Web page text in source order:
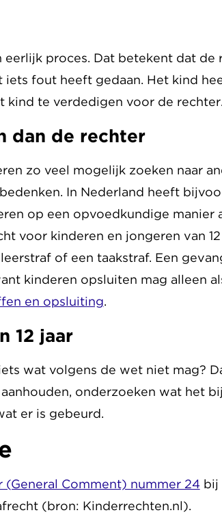
proces. Dat betekent dat
fout heeft gedaan. Het kind
kind te verdedigen voor de rechter.
dan de rechter
zo veel mogelijk zoeken naar
In Nederland heeft
op een opvoedkundige manier
voor kinderen en jongeren van
of een taakstraf. Een
kinderen opsluiten mag alleen
en opsluiting.
12 jaar
wat volgens de wet niet mag?
onderzoeken wat het
er is gebeurd.
(General Comment) nummer 24 bij
(bron: Kinderrechten.nl).